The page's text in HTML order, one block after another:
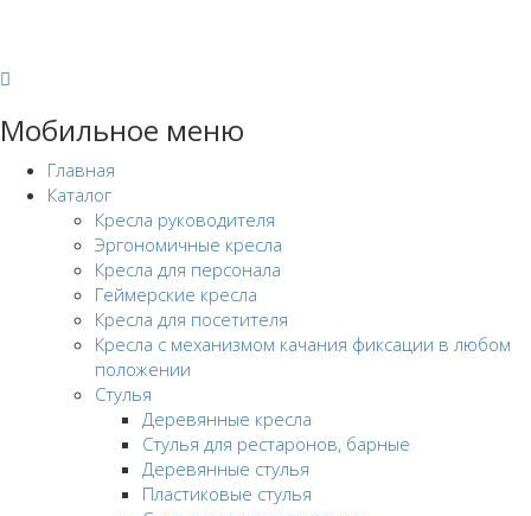
Мобильное меню
Главная
Каталог
Кресла руководителя
Эргономичные кресла
Кресла для персонала
Геймерские кресла
Кресла для посетителя
Кресла с механизмом качания фиксации в любом
положении
Стулья
Деревянные кресла
Стулья для рестаронов, барные
Деревянные стулья
Пластиковые стулья